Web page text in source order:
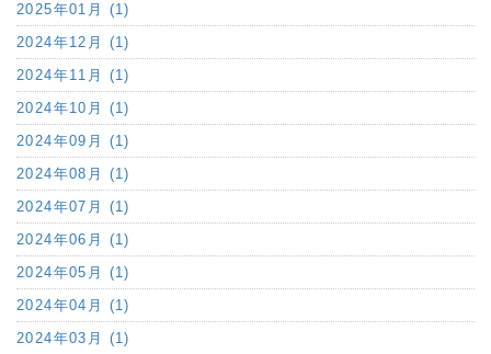
2025年01月 (1)
2024年12月 (1)
2024年11月 (1)
2024年10月 (1)
2024年09月 (1)
2024年08月 (1)
2024年07月 (1)
2024年06月 (1)
2024年05月 (1)
2024年04月 (1)
2024年03月 (1)